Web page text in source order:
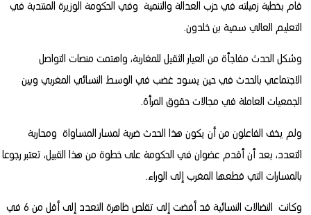
قام بخطبة زميلته في حزب العدالة والتنمية وفي الحكومة الوزيرة المنتدبة في
التعليم العالي سمية بن خلدون.
وشكل الحدث مفاجأة من العيار الثقيل للمغاربة، واهتمت منصات التواصل
الاجتماعي بالحدث في حين يسود غضب في الوسط النسائي المغربي وبين
الجمعيات العاملة في مجالات حقوق المرأة.
ولم يخف الفاعلون من أن يكون هذا الحدث ضربة لمسار المساواة ومحاربة
التعدد، بعد أن أقدم عضوان في الحكومة على خطوة من هذا القبيل، تعتبر رجوعا
بالمسارات التي قطعها المغرب إلى الوراء.
وكانت النضالات النسائية قد أفضت إلى تقلص ظاهرة التعدد إلى أقل من 6 في